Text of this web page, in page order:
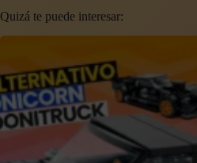
Quizá te puede interesar: